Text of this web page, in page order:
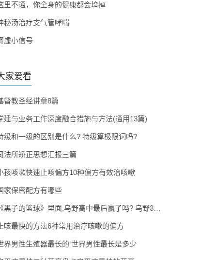
里不通，你全身的健康都会垮掉
秘汤治疗支气管哮喘
虚小信号
家爱看
督教圣经讲章8篇
建与业务工作深度融合措施与方法(通用13篇)
级和一级的区别是什么? 特级算极限词吗?
法所矫正思想汇报三篇
孩咳嗽快速止咳偏方10种偏方有效治咳嗽
家保密配方有哪些
《黑子的篮球》里面,乌野高中最后赢了吗? 乌野3年拿到全国冠军了吗
咳最快的方法6种常用治疗咳嗽的偏方
界男性生殖器最长的 世界男性最长是多少